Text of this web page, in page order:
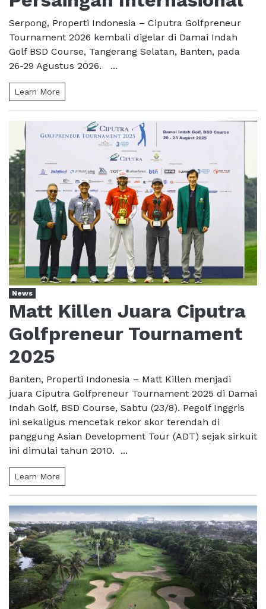
Serpong, Properti Indonesia – Ciputra Golfpreneur
Tournament 2026 kembali digelar di Damai Indah
Golf BSD Course, Tangerang Selatan, Banten, pada
26-29 Agustus 2026. ...
Learn More
News
Matt Killen Juara Ciputra
Golfpreneur Tournament
2025
Banten, Properti Indonesia – Matt Killen menjadi
juara Ciputra Golfpreneur Tournament 2025 di Damai
Indah Golf, BSD Course, Sabtu (23/8). Pegolf Inggris
ini sekaligus mencetak rekor skor terendah di
panggung Asian Development Tour (ADT) sejak sirkuit
ini dimulai tahun 2010. ...
Learn More